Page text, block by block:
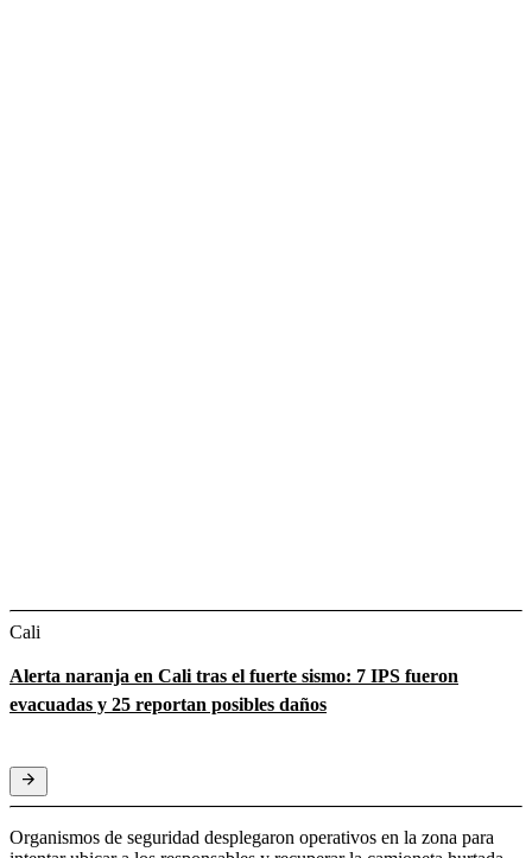
Cali
Alerta naranja en Cali tras el fuerte sismo: 7 IPS fueron
evacuadas y 25 reportan posibles daños
Organismos de seguridad desplegaron operativos en la zona para